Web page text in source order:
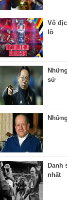
Vô
lồ
sử
Danh
nhất